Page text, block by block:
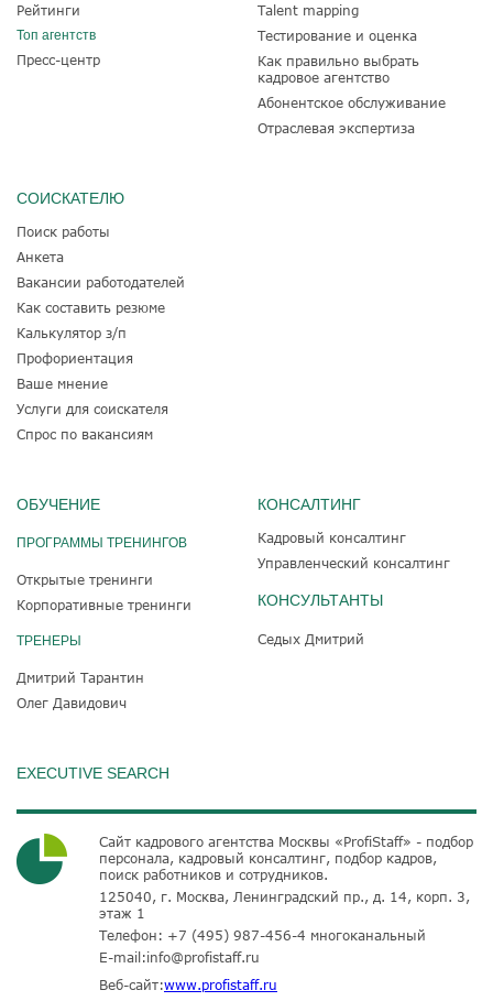
Рейтинги
Топ агентств
Пресс-центр
Talent mapping
Тестирование и оценка
Как правильно выбрать
кадровое агентство
Абонентское обслуживание
Отраслевая экспертиза
СОИСКАТЕЛЮ
Поиск работы
Анкета
Вакансии работодателей
Как составить резюме
Калькулятор з/п
Профориентация
Ваше мнение
Услуги для соискателя
Спрос по вакансиям
ОБУЧЕНИЕ
ПРОГРАММЫ ТРЕНИНГОВ
Открытые тренинги
Корпоративные тренинги
ТРЕНЕРЫ
Дмитрий Тарантин
Олег Давидович
КОНСАЛТИНГ
Кадровый консалтинг
Управленческий консалтинг
КОНСУЛЬТАНТЫ
Седых Дмитрий
EXECUTIVE SEARCH
Сайт кадрового агентства Москвы «ProfiStaff» - подбор
персонала, кадровый консалтинг, подбор кадров,
поиск работников и сотрудников.
125040, г. Москва, Ленинградский пр., д. 14, корп. 3,
этаж 1
Телефон: +7 (495) 987-456-4 многоканальный
E-mail:info@profistaff.ru
Веб-сайт:www.profistaff.ru